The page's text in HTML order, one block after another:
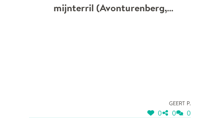
mijnterril (Avonturenberg,
Geert P.
0 0 0